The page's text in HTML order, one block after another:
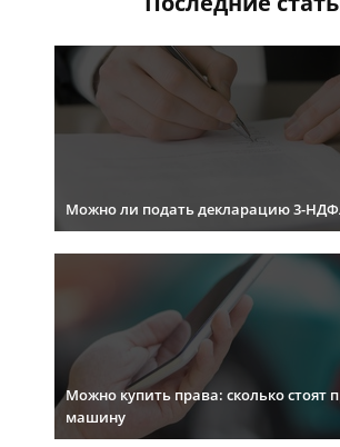
Можно ли подать декларацию 3-
Можно купить права: сколько стоят
машину